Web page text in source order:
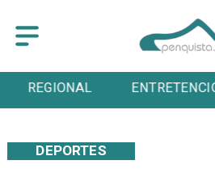
ENTRETENCIÓN DEPORTES
DEPORTES